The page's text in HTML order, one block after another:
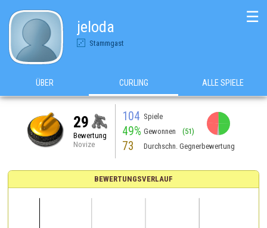
jeloda
Stammgast
☰
ÜBER CURLING ALLE SPIELE
29
Bewertung
Novize
104 Spiele
49% Gewonnen (51)
73 Durchschn. Gegnerbewertung
BEWERTUNGSVERLAUF